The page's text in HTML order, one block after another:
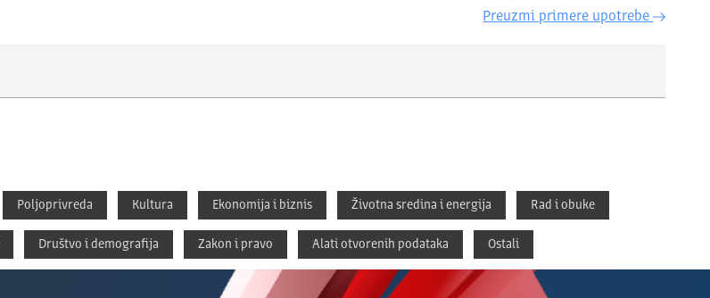
Preuzmi primere upotrebe
Polјoprivreda Kultura Ekonomija i biznis Životna sredina i energija Rad i obuke
Društvo i demografija Zakon i pravo Alati otvorenih podataka Ostali